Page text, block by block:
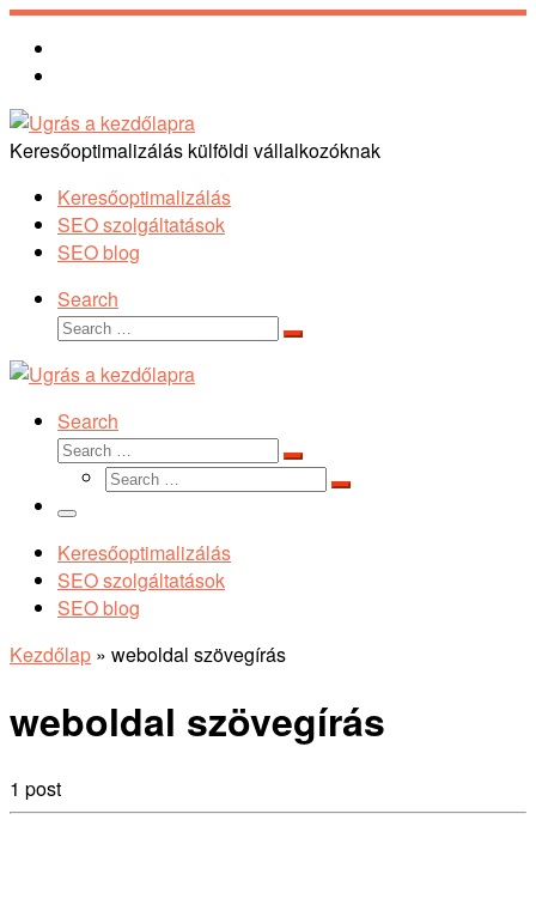
Skip
content
Keresőoptimalizálás külföldi vállalkozóknak
Keresőoptimalizálás
SEO szolgáltatások
SEO blog
Search
Search
Search
Search
Search
Search
Search
Search
Menu
Keresőoptimalizálás
SEO szolgáltatások
SEO blog
Kezdőlap » weboldal szövegírás
weboldal szövegírás
1 post